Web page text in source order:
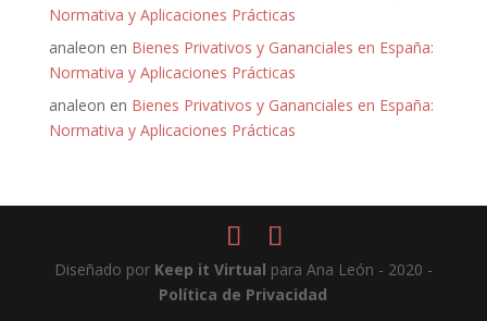
Normativa y Aplicaciones Prácticas
analeon en Bienes Privativos y Gananciales en España:
Normativa y Aplicaciones Prácticas
analeon en Bienes Privativos y Gananciales en España:
Normativa y Aplicaciones Prácticas
Diseñado por Keep it Virtual para Ana León - 2020 -
Política de Privacidad